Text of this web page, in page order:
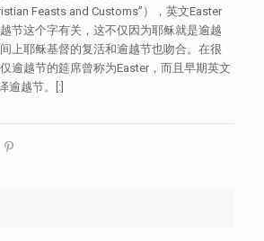
Feasts and Customs”），英文Easter
节这个字有关，这不仅因为耶稣就是逾越
上耶稣基督的复活和逾越节也吻合。在很
逾越节的筵席曾称为Easter，而且早期英文
逾越节。[:]